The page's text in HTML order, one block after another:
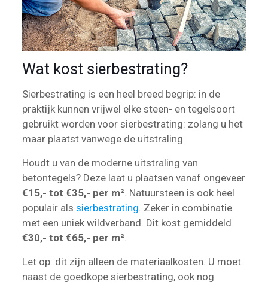
Wat kost sierbestrating?
Sierbestrating is een heel breed begrip: in de
praktijk kunnen vrijwel elke steen- en tegelsoort
gebruikt worden voor sierbestrating: zolang u het
maar plaatst vanwege de uitstraling.
Houdt u van de moderne uitstraling van
betontegels? Deze laat u plaatsen vanaf ongeveer
€15,- tot €35,- per m². Natuursteen is ook heel
populair als sierbestrating. Zeker in combinatie
met een uniek wildverband. Dit kost gemiddeld
€30,- tot €65,- per m².
Let op: dit zijn alleen de materiaalkosten. U moet
naast de goedkope sierbestrating, ook nog